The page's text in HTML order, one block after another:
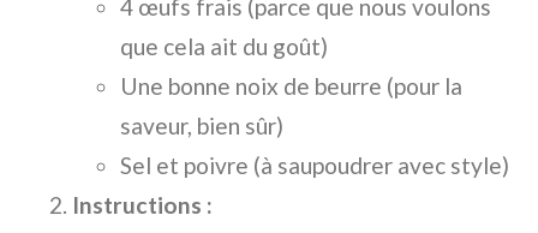
4 œufs frais (parce que nous voulons
que cela ait du goût)
Une bonne noix de beurre (pour la
saveur, bien sûr)
Sel et poivre (à saupoudrer avec style)
Instructions :